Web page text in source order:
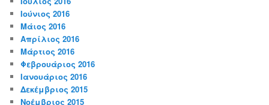
Ιούνιος 2016
Μάιος 2016
Απρίλιος 2016
Μάρτιος 2016
Φεβρουάριος 2016
Ιανουάριος 2016
Δεκέμβριος 2015
Νοέμβριος 2015